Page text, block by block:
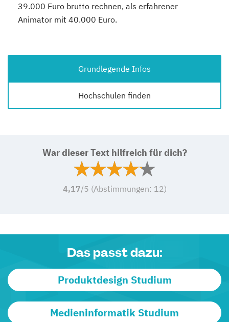
39.000 Euro brutto rechnen, als erfahrener
Animator mit 40.000 Euro.
Grundlegende Infos
Hochschulen finden
War dieser Text hilfreich für dich?
4,17/5 (Abstimmungen: 12)
Das passt dazu:
Produktdesign Studium
Medieninformatik Studium